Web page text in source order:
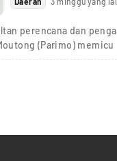
perencana dan
(Parimo) memicu